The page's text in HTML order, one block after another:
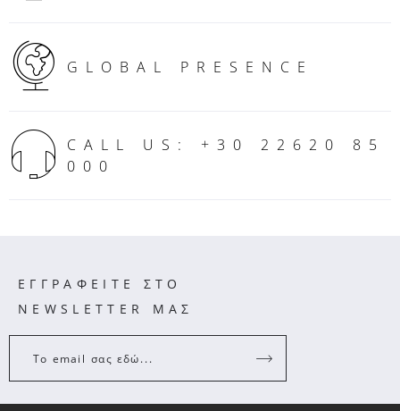
GLOBAL PRESENCE
CALL US: +30 22620 85
000
ΕΓΓΡΑΦΕΙΤΕ ΣΤΟ
NEWSLETTER ΜΑΣ
Το email σας εδώ...